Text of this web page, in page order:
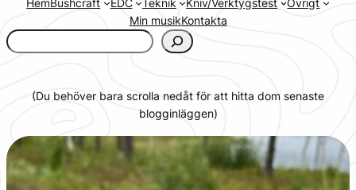
Min musikKontakta
www.urbanfjellstrom.se/jamforelselistan/
(Du behöver bara scrolla nedåt för att hitta dom senaste
blogginläggen)